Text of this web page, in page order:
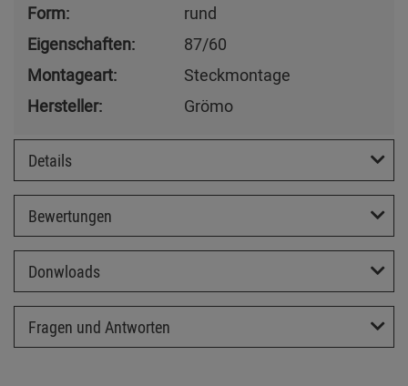
Form:
rund
Eigenschaften:
87/60
Montageart:
Steckmontage
Hersteller:
Grömo
Details
Bewertungen
Donwloads
Fragen und Antworten